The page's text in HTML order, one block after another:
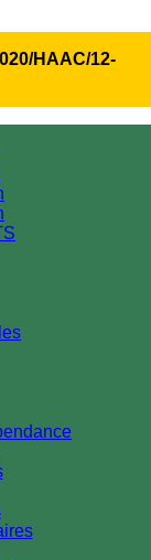
HAAC/12-